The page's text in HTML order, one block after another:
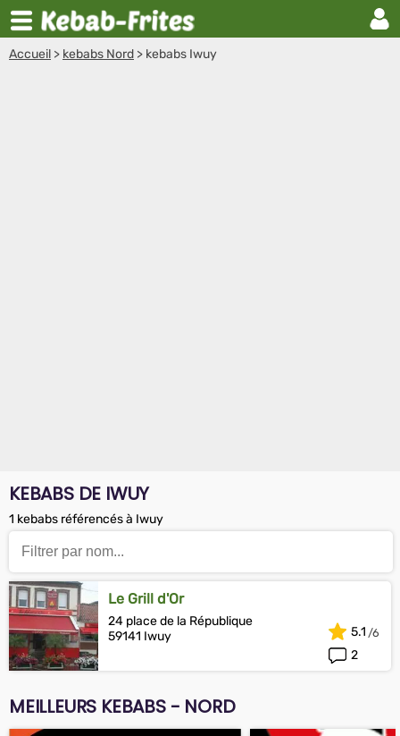
Accueil > kebabs Nord > kebabs Iwuy
KEBABS DE IWUY
1 kebabs référencés à Iwuy
Le Grill d'Or
24 place de la République
59141 Iwuy
2
5.1
MEILLEURS KEBABS - NORD